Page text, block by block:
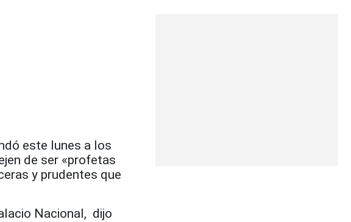
este lunes a los
de ser «profetas
y prudentes que
Nacional, dijo